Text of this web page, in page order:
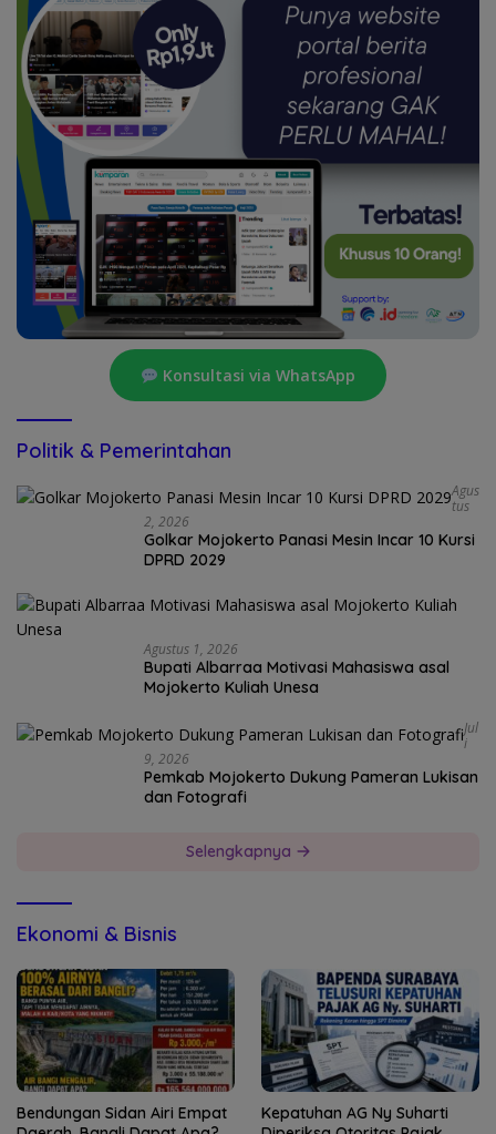
Konsultasi via WhatsApp
Politik & Pemerintahan
Agus
Tus
2, 2026
Golkar Mojokerto Panasi Mesin Incar 10 Kursi
DPRD 2029
Agustus 1, 2026
Bupati Albarraa Motivasi Mahasiswa asal
Mojokerto Kuliah Unesa
Jul
I
9, 2026
Pemkab Mojokerto Dukung Pameran Lukisan
dan Fotografi
Selengkapnya
Ekonomi & Bisnis
Bendungan Sidan Airi Empat
Kepatuhan AG Ny Suharti